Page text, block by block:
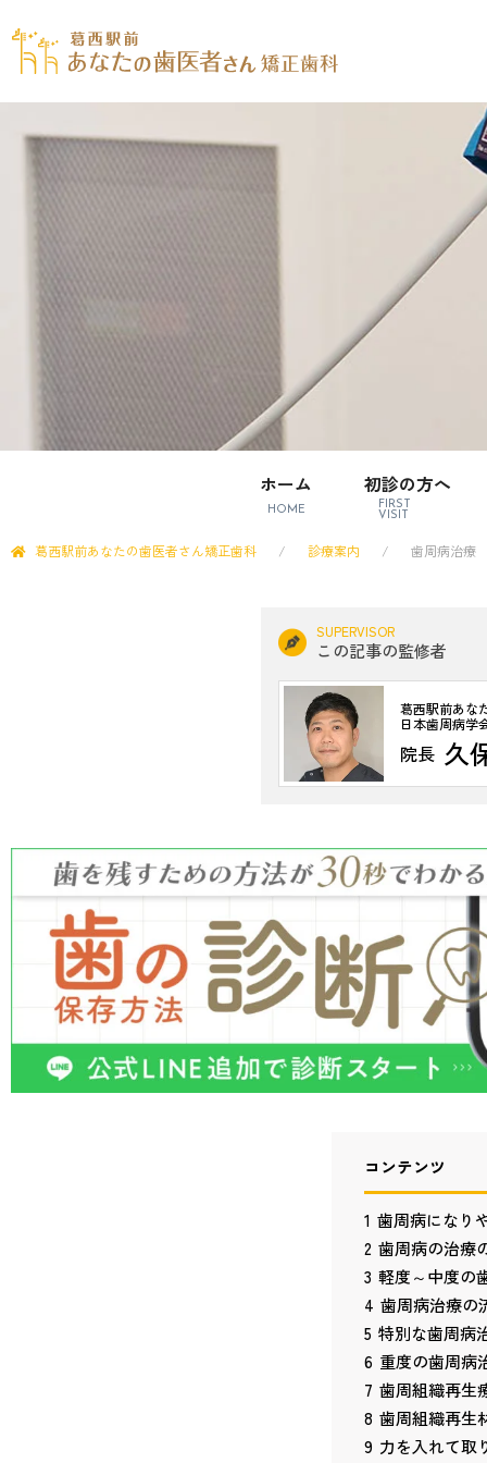
HOME
ホーム
FIRST
VISIT
初診の方へ
葛西駅前あなたの歯医者さん矯正歯科 診療案内 歯周病治療
SUPERVISOR
この記事の監修者
葛西駅前あな
日本歯周病学
院長 久
「歯を抜かずに残す」治療
チで、再治療のいらない安
口腔内写真やデジタルレン
レッチ指導など生活習慣に
海外で得た最新知見も診療
コンテンツ
1 歯周病になり
2 歯周病の治療
3 軽度～中度の
4 歯周病治療の
5 特別な歯周病
6 重度の歯周病
7 歯周組織再生
8 歯周組織再生
9 力を入れて取